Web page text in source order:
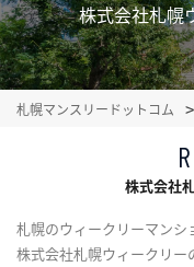
株式会社札幌
札幌マンスリードットコム
株式会社
札幌のウィークリーマンシ
株式会社札幌ウィークリ